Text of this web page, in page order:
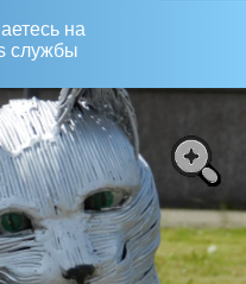
на
службы